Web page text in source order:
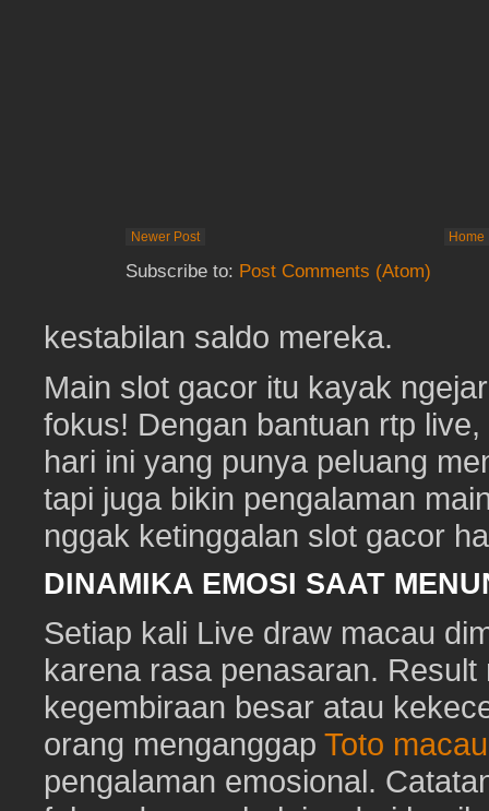
Newer Post Home
Subscribe to: Post Comments (Atom)
kestabilan saldo mereka.
Main slot gacor itu kayak
fokus! Dengan bantuan rtp
hari ini yang punya peluang
tapi juga bikin pengalaman
nggak ketinggalan slot gacor
DINAMIKA EMOSI SAAT
Setiap kali Live draw macau
karena rasa penasaran.
kegembiraan besar atau
orang menganggap Toto macau
pengalaman emosional.